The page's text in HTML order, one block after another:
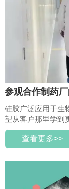
参观合作制药厂
硅胶广泛应用于生
望从客户那里学到
查看更多>>